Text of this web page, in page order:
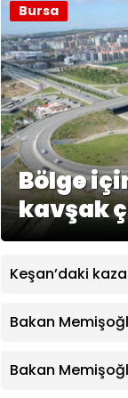
Bölge
kavşak
Bursa
Keşan’daki
Bakan
endeksi çok
Bakan